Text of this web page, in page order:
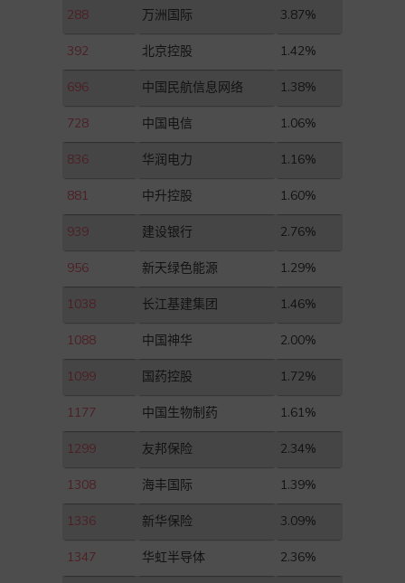
288 万洲国际 3.87%
392 北京控股 1.42%
696 中国民航信息网络 1.38%
728 中国电信 1.06%
836 华润电力 1.16%
881 中升控股 1.60%
939 建设银行 2.76%
956 新天绿色能源 1.29%
1038 长江基建集团 1.46%
1088 中国神华 2.00%
1099 国药控股 1.72%
1177 中国生物制药 1.61%
1299 友邦保险 2.34%
1308 海丰国际 1.39%
1336 新华保险 3.09%
1347 华虹半导体 2.36%